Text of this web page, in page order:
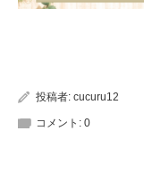
投稿者: cucuru12
コメント: 0